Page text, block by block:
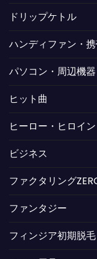
ドリップケトル
ハンディファン・
パソコン・周辺機器
ヒット曲
ヒーロー・ヒロイン
ビジネス
ファクタリング
ファンタジー
フィンジア初期脱毛